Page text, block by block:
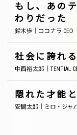
もし、あの
わりだった
鈴木歩｜ココナラ CEO
社会に誇れ
中西裕太郎｜TENTIAL
隠れた才能
安間太郎｜ミロ・ジャ